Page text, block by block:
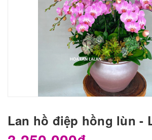
Lan hồ điệp hồng lùn -